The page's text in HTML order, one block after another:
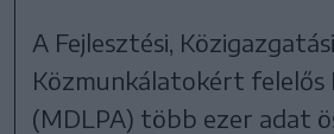
A Fejlesztési,
Közmunkálatokért felelős
(MDLPA) több ezer adat